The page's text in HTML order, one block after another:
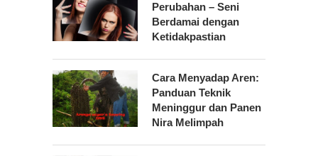
Perubahan – Seni
Berdamai dengan
Ketidakpastian
Cara Menyadap Aren:
Panduan Teknik
Meninggur dan Panen
Nira Melimpah